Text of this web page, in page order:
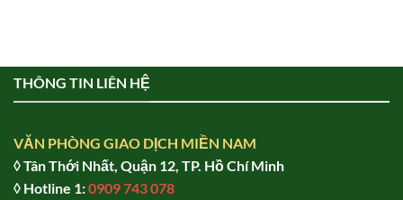
THÔNG TIN LIÊN HỆ
VĂN PHÒNG GIAO DỊCH MIỀN NAM
◊ Tân Thới Nhất, Quận 12, TP. Hồ Chí Minh
◊ Hotline 1:0909 743 078